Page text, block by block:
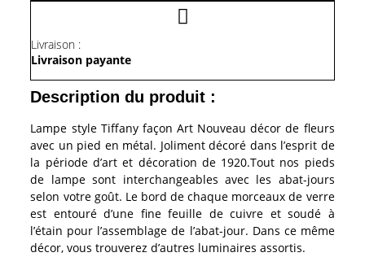
Livraison :
Livraison payante
Description du produit :
Lampe style Tiffany façon Art Nouveau décor de fleurs
avec un pied en métal. Joliment décoré dans l’esprit de
la période d’art et décoration de 1920.Tout nos pieds
de lampe sont interchangeables avec les abat-jours
selon votre goût. Le bord de chaque morceaux de verre
est entouré d’une fine feuille de cuivre et soudé à
l’étain pour l’assemblage de l’abat-jour. Dans ce même
décor, vous trouverez d’autres luminaires assortis.